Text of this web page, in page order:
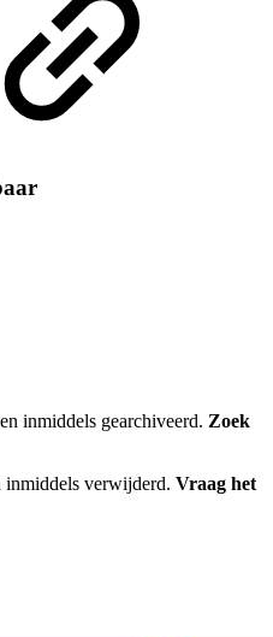
inmiddels gearchiveerd. Zoek
inmiddels verwijderd. Vraag het